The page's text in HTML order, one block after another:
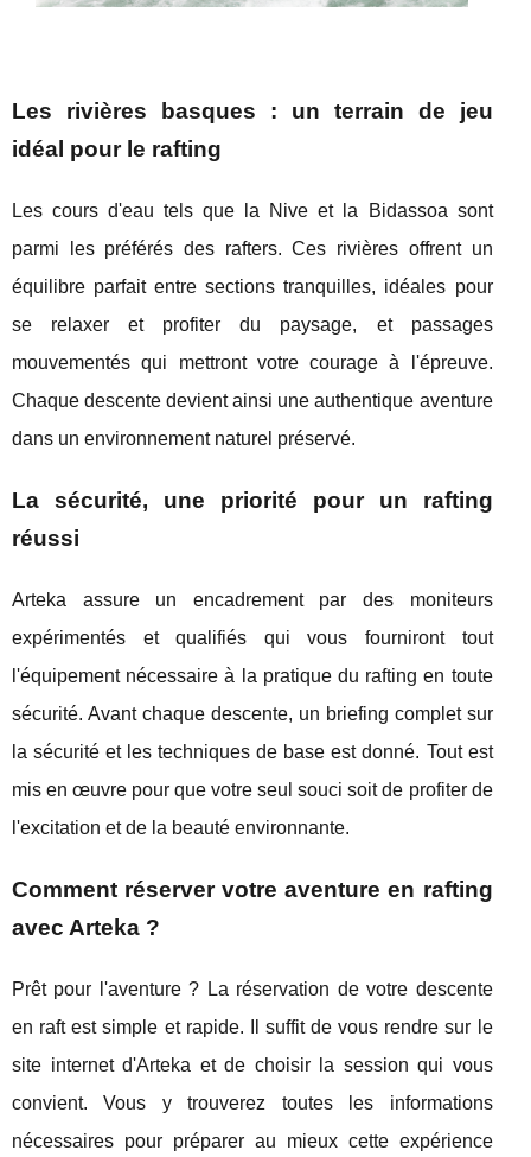
Les rivières basques : un terrain de jeu
idéal pour le rafting
Les cours d'eau tels que la Nive et la Bidassoa sont
parmi les préférés des rafters. Ces rivières offrent un
équilibre parfait entre sections tranquilles, idéales pour
se relaxer et profiter du paysage, et passages
mouvementés qui mettront votre courage à l'épreuve.
Chaque descente devient ainsi une authentique aventure
dans un environnement naturel préservé.
La sécurité, une priorité pour un rafting
réussi
Arteka assure un encadrement par des moniteurs
expérimentés et qualifiés qui vous fourniront tout
l'équipement nécessaire à la pratique du rafting en toute
sécurité. Avant chaque descente, un briefing complet sur
la sécurité et les techniques de base est donné. Tout est
mis en œuvre pour que votre seul souci soit de profiter de
l'excitation et de la beauté environnante.
Comment réserver votre aventure en rafting
avec Arteka ?
Prêt pour l'aventure ? La réservation de votre descente
en raft est simple et rapide. Il suffit de vous rendre sur le
site internet d'Arteka et de choisir la session qui vous
convient. Vous y trouverez toutes les informations
nécessaires pour préparer au mieux cette expérience